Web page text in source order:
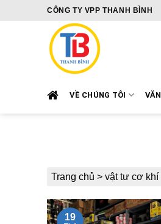
CÔNG TY VPP THANH BÌNH
VỀ CHÚNG TÔI
Trang chủ > vật tư cơ khí
19